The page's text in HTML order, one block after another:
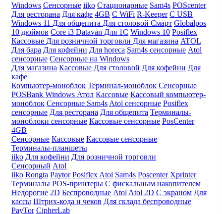
Windows Сенсорные iiko Стационарные Sam4s POScenter
Для ресторана Для кафе 4GB С WiFi R-Keeper С USB
Windows 11 Для общепита Для столовой Смарт Globalpos
10 дюймов Core i3 Datavan Для 1С Windows 10 Posiflex
Кассовые Для розничной торговли Для магазина ATOL
Для бара Для кофейни Для horeca Sam4s сенсорные Atol
сенсорные Сенсорные на Windows
Для магазина Кассовые Для столовой Для кофейни Для
кафе
Компьютер-моноблок Терминал-моноблок Сенсорные
POSBank Windows Атол Кассовые Кассовый компьютер-
моноблок Сенсорные Sam4s Atol сенсорные Posiflex
сенсорные Для ресторана Для общепита Терминалы-
моноблоки сенсорные Кассовые сенсорные PosCenter
4GB
Сенсорные Кассовые Кассовые сенсорные
Терминалы-планшеты
iiko Для кофейни Для розничной торговли
Сенсорный Atol
iiko Rongta Paytor Posiflex Atol Sam4s Poscenter Xprinter
Терминалы POS-принтеры С фискальным накопителем
Недорогие 2D Беспроводные Atol Atol 2D С экраном Для
кассы Штрих-кода и чеков Для склада беспроводные
PayTor CipherLab